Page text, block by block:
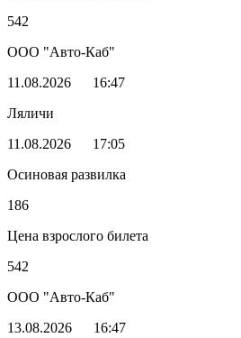
542
ООО "Авто-Каб"
11.08.2026
16:47
Ляличи
11.08.2026
17:05
Осиновая развилка
186
Цена взрослого билета
542
ООО "Авто-Каб"
13.08.2026
16:47